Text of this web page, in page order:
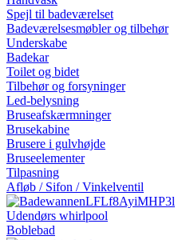
Spejl til badeværelset
Badeværelsesmøbler og tilbehør
Underskabe
Badekar
Toilet og bidet
Tilbehør og forsyninger
Led-belysning
Bruseafskærmninger
Brusekabine
Brusere i gulvhøjde
Bruseelementer
Tilpasning
Afløb / Sifon / Vinkelventil
Udendørs whirlpool
Boblebad